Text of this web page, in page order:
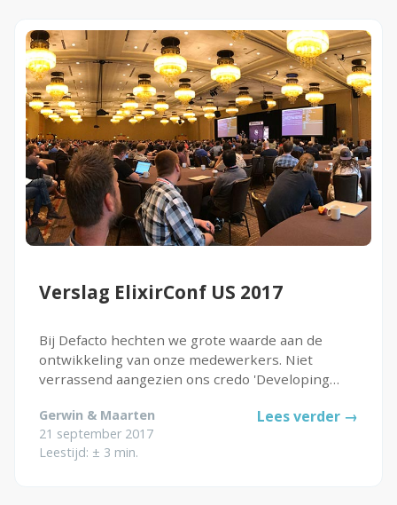
Verslag ElixirConf US 2017
Bij Defacto hechten we grote waarde aan de
ontwikkeling van onze medewerkers. Niet
verrassend aangezien ons credo 'Developing
en toewijding te vinden om precies dit te doen:
jezelf ontwikkelen. In...
Gerwin & Maarten
21 september 2017
Leestijd: ± 3 min.
Lees verder →